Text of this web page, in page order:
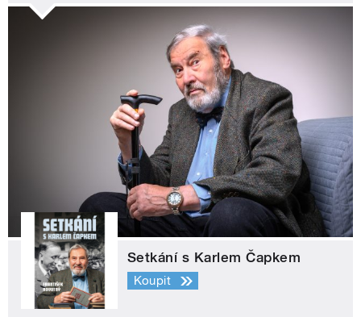
Setkání s Karlem Čapkem
Koupit